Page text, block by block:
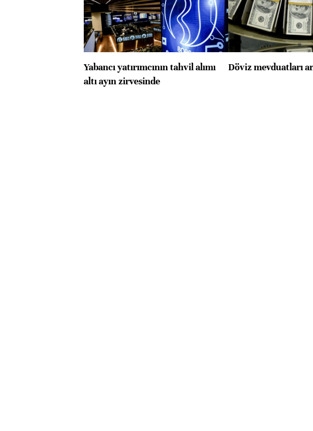
Yabancı yatırımcının tahvil alımı
altı ayın zirvesinde
Döviz mevduatları